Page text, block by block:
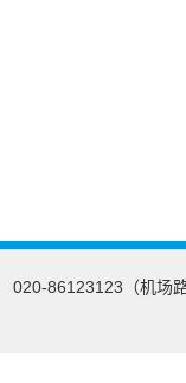
020-86123123（机场